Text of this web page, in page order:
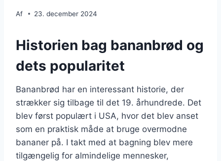
Af 23. december 2024
Historien bag bananbrød og
dets popularitet
Bananbrød har en interessant historie, der
strækker sig tilbage til det 19. århundrede. Det
blev først populært i USA, hvor det blev anset
som en praktisk måde at bruge overmodne
bananer på. I takt med at bagning blev mere
tilgængelig for almindelige mennesker,